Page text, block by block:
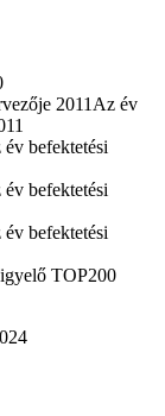
Az év
év befektetési
év befektetési
év befektetési
TOP200